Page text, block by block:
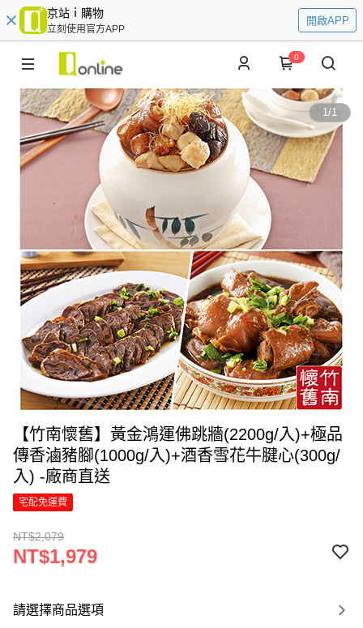
京站ｉ購物
立刻使用官方APP
開啟APP
0
1/1
【竹南懷舊】黃金鴻運佛跳牆(2200g/入)+極品
傳香滷豬腳(1000g/入)+酒香雪花牛腱心(300g/
入) -廠商直送
宅配免運費
NT$2,079
NT$1,979
請選擇商品選項